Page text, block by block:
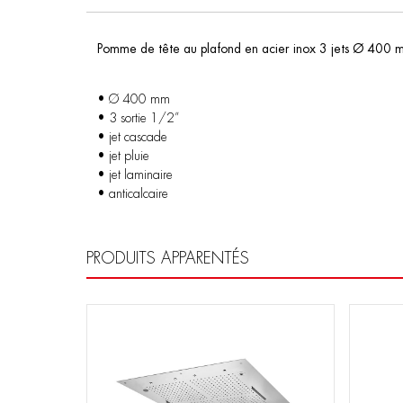
Pomme de tête au plafond en acier inox 3 jets Ø 400
• Ø 400 mm
• 3 sortie 1/2”
• jet cascade
• jet pluie
• jet laminaire
• anticalcaire
PRODUITS APPARENTÉS